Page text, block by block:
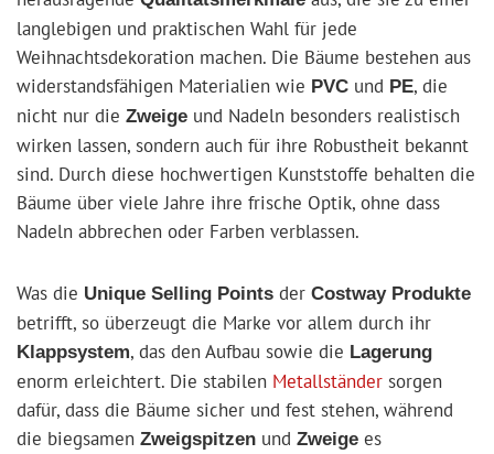
langlebigen und praktischen Wahl für jede
Weihnachtsdekoration machen. Die Bäume bestehen aus
widerstandsfähigen Materialien wie PVC und PE, die
nicht nur die Zweige und Nadeln besonders realistisch
wirken lassen, sondern auch für ihre Robustheit bekannt
sind. Durch diese hochwertigen Kunststoffe behalten die
Bäume über viele Jahre ihre frische Optik, ohne dass
Nadeln abbrechen oder Farben verblassen.
Was die Unique Selling Points der Costway Produkte
betrifft, so überzeugt die Marke vor allem durch ihr
Klappsystem, das den Aufbau sowie die Lagerung
enorm erleichtert. Die stabilen Metallständer sorgen
dafür, dass die Bäume sicher und fest stehen, während
die biegsamen Zweigspitzen und Zweige es